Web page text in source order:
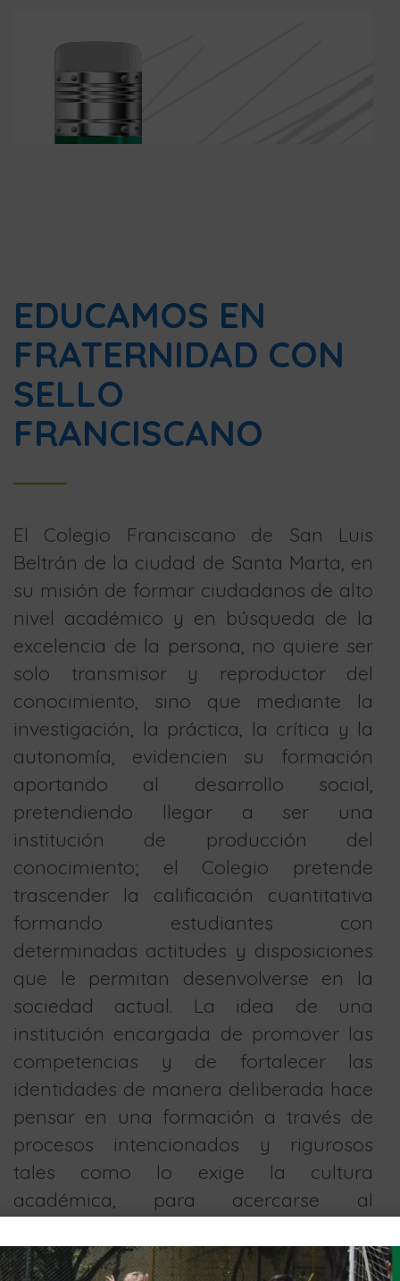
EDUCAMOS EN
FRATERNIDAD CON
SELLO
FRANCISCANO
El Colegio Franciscano de San Luis
Beltrán de la ciudad de Santa Marta, en
su misión de formar ciudadanos de alto
nivel académico y en búsqueda de la
excelencia de la persona, no quiere ser
solo transmisor y reproductor del
conocimiento, sino que mediante la
investigación, la práctica, la crítica y la
autonomía, evidencien su formación
aportando al desarrollo social,
pretendiendo llegar a ser una
institución de producción del
conocimiento; el Colegio pretende
trascender la calificación cuantitativa
formando estudiantes con
determinadas actitudes y disposiciones
que le permitan desenvolverse en la
sociedad actual. La idea de una
institución encargada de promover las
competencias y de fortalecer las
identidades de manera deliberada hace
pensar en una formación a través de
procesos intencionados y rigurosos
tales como lo exige la cultura
académica, para acercarse al
filosofía y naturaleza investigativa y